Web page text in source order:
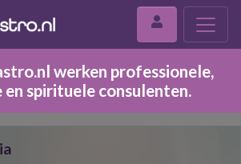
werken professionele,
en spirituele consulenten.